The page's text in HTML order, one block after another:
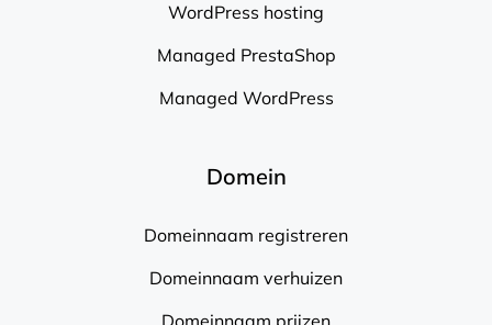
WordPress hosting
Managed PrestaShop
Managed WordPress
Domein
Domeinnaam registreren
Domeinnaam verhuizen